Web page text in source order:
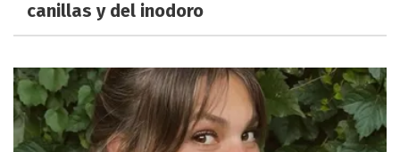
canillas y del inodoro